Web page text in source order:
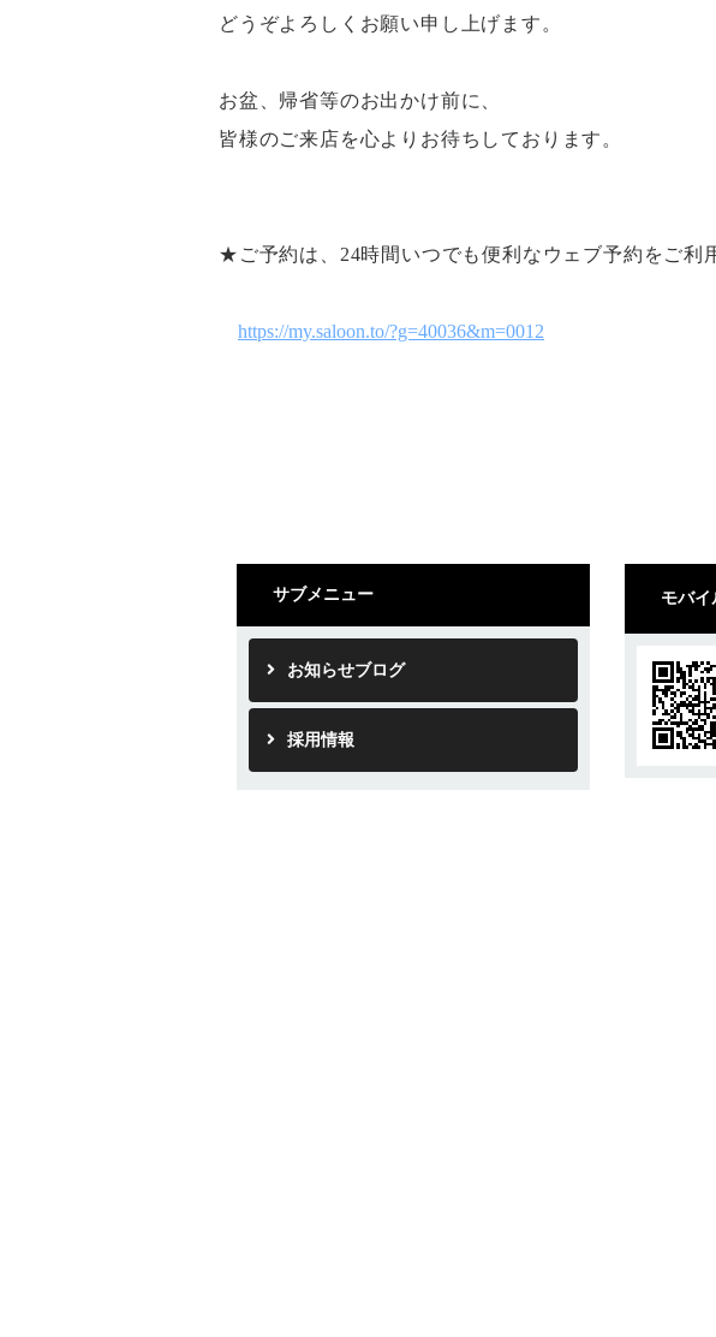
どうぞよろしくお願い申し上げます。
お盆、帰省等のお出かけ前に、
皆様のご来店を心よりお待ちしております。
★ご予約は、24時間いつでも便利なウェブ予約をご利
https://my.saloon.to/?g=40036&m=0012
サブメニュー
お知らせブログ
採用情報
モバイ